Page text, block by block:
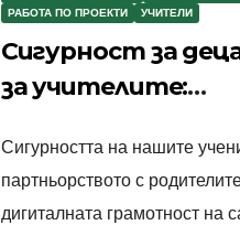
РАБОТА ПО ПРОЕКТИ
УЧИТЕЛИ
Сигурност за
за учителите:
семейството в
ера
Сигурността на нашите
партньорството с
дигиталната грамотност на